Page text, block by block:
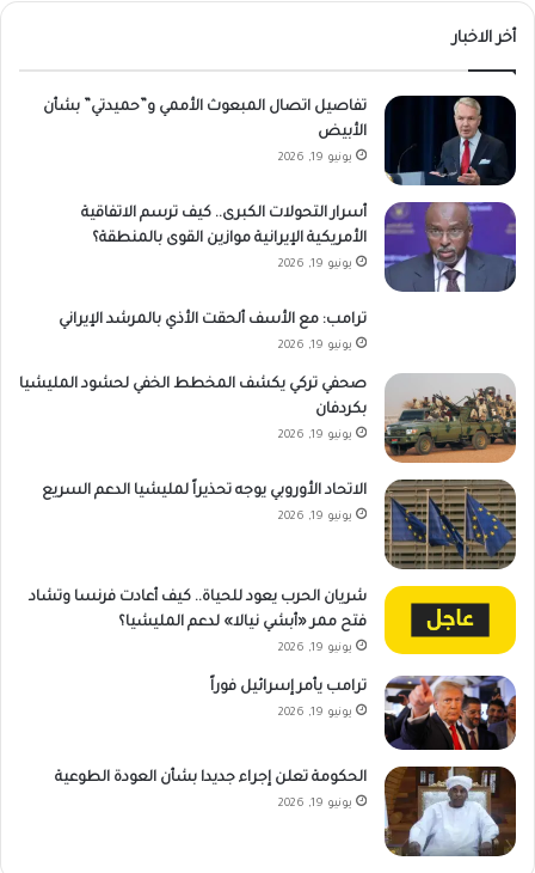
أخر الاخبار
تفاصيل اتصال المبعوث الأممي و”حميدتي” بشأن
الأبيض
يونيو 19, 2026
أسرار التحولات الكبرى.. كيف ترسم الاتفاقية
الأمريكية الإيرانية موازين القوى بالمنطقة؟
يونيو 19, 2026
ترامب: مع الأسف ألحقت الأذي بالمرشد الإيراني
يونيو 19, 2026
صحفي تركي يكشف المخطط الخفي لحشود المليشيا
بكردفان
يونيو 19, 2026
الاتحاد الأوروبي يوجه تحذيراً لمليشيا الدعم السريع
يونيو 19, 2026
شريان الحرب يعود للحياة.. كيف أعادت فرنسا وتشاد
فتح ممر «أبشي نيالا» لدعم المليشيا؟
يونيو 19, 2026
ترامب يأمر إسرائيل فوراً
يونيو 19, 2026
الحكومة تعلن إجراء جديدا بشأن العودة الطوعية
يونيو 19, 2026